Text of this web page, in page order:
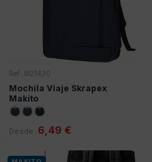
Ref: M21430
Mochila Viaje Skrapex
Makito
Desde 6,49 €